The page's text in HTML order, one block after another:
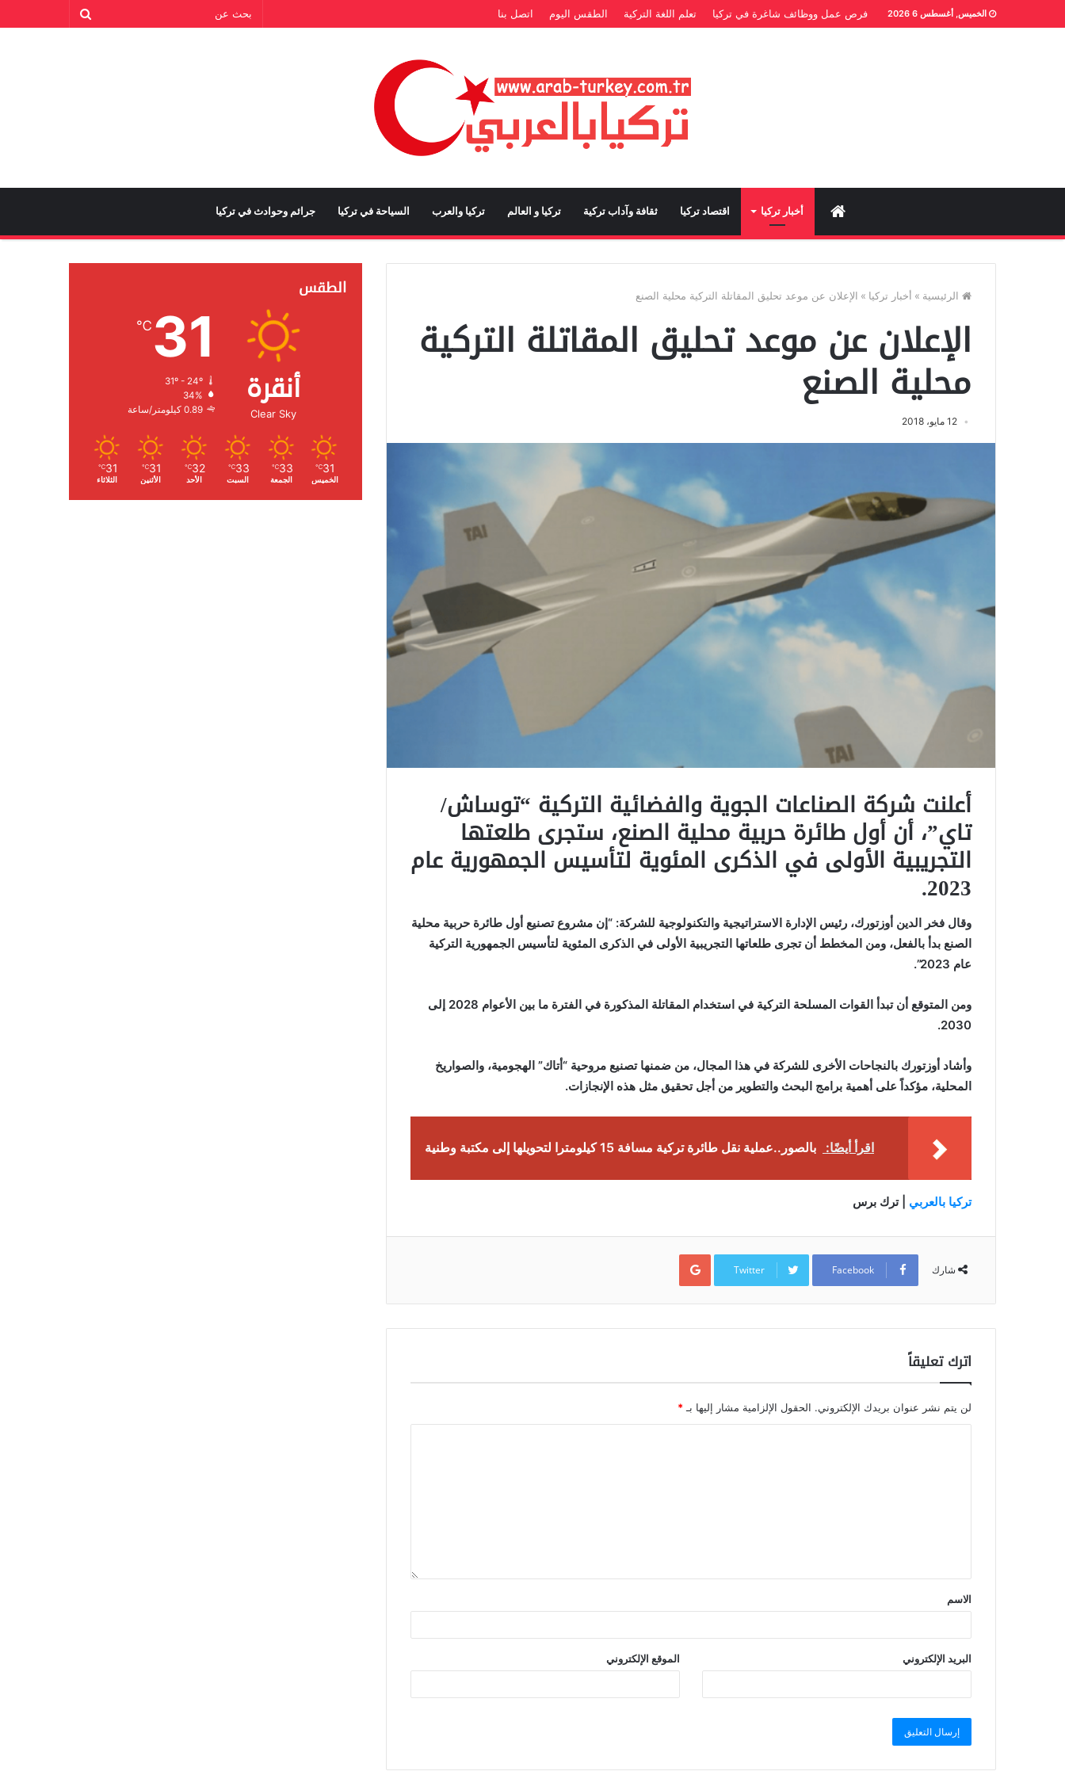
الخميس, أغسطس 6 2026 فرص عمل ووظائف شاغرة في تركيا تعلم اللغة التركية الطقس اليوم اتصل بنا
Home أخبار تركيا اقتصاد تركيا ثقافة وآداب تركية تركيا و العالم تركيا والعرب السياحة في تركيا جرائم وحوادث في تركيا
الرئيسية » أخبار تركيا » الإعلان عن موعد تحليق المقاتلة التركية محلية الصنع
الإعلان عن موعد تحليق المقاتلة التركية
محلية الصنع
12 مايو، 2018
أعلنت شركة الصناعات الجوية والفضائية التركية “توساش/
تاي”، أن أول طائرة حربية محلية الصنع، ستجرى طلعتها
التجريبية الأولى في الذكرى المئوية لتأسيس الجمهورية عام
2023.
وقال فخر الدين أوزتورك، رئيس الإدارة الاستراتيجية والتكنولوجية للشركة: “إن مشروع تصنيع أول طائرة حربية محلية
الصنع بدأ بالفعل، ومن المخطط أن تجرى طلعاتها التجريبية الأولى في الذكرى المئوية لتأسيس الجمهورية التركية
عام 2023”.
ومن المتوقع أن تبدأ القوات المسلحة التركية في استخدام المقاتلة المذكورة في الفترة ما بين الأعوام 2028 إلى
2030.
وأشاد أوزتورك بالنجاحات الأخرى للشركة في هذا المجال، من ضمنها تصنيع مروحية “أتاك” الهجومية، والصواريخ
المحلية، مؤكداً على أهمية برامج البحث والتطوير من أجل تحقيق مثل هذه الإنجازات.
اقرأ أيضًا: بالصور..عملية نقل طائرة تركية مسافة 15 كيلومترا لتحويلها إلى مكتبة وطنية
تركيا بالعربي | ترك برس
شارك Facebook
Twitter
Google+
اترك تعليقاً
لن يتم نشر عنوان بريدك الإلكتروني. الحقول الإلزامية مشار إليها بـ *
الاسم
البريد الإلكتروني الموقع الإلكتروني
الطقس
أنقرة
Clear Sky
31
℃
31º - 24º
الرطوبة:
الرياح:0.89 كيلومتر/ساعة
31
℃
الخميس
33
℃
الجمعة
33
℃
السبت
32
℃
الأحد
31
℃
الأثنين
31
℃
الثلاثاء